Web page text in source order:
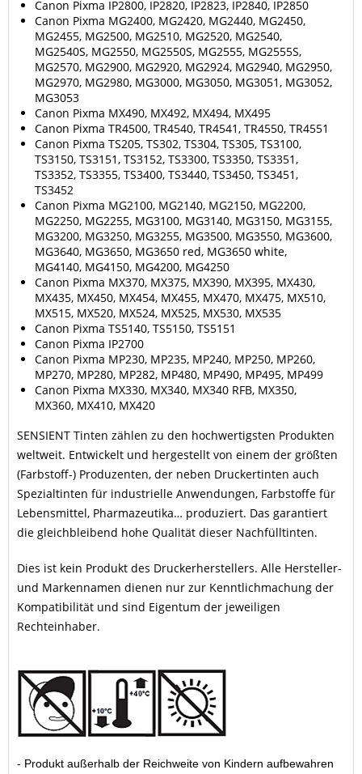
Canon Pixma IP2800, IP2820, IP2823, IP2840, IP2850
Canon Pixma MG2400, MG2420, MG2440, MG2450,
MG2455, MG2500, MG2510, MG2520, MG2540,
MG2540S, MG2550, MG2550S, MG2555, MG2555S,
MG2570, MG2900, MG2920, MG2924, MG2940, MG2950,
MG2970, MG2980, MG3000, MG3050, MG3051, MG3052,
MG3053
Canon Pixma MX490, MX492, MX494, MX495
Canon Pixma TR4500, TR4540, TR4541, TR4550, TR4551
Canon Pixma TS205, TS302, TS304, TS305, TS3100,
TS3150, TS3151, TS3152, TS3300, TS3350, TS3351,
TS3352, TS3355, TS3400, TS3440, TS3450, TS3451,
TS3452
Canon Pixma MG2100, MG2140, MG2150, MG2200,
MG2250, MG2255, MG3100, MG3140, MG3150, MG3155,
MG3200, MG3250, MG3255, MG3500, MG3550, MG3600,
MG3640, MG3650, MG3650 red, MG3650 white,
MG4140, MG4150, MG4200, MG4250
Canon Pixma MX370, MX375, MX390, MX395, MX430,
MX435, MX450, MX454, MX455, MX470, MX475, MX510,
MX515, MX520, MX524, MX525, MX530, MX535
Canon Pixma TS5140, TS5150, TS5151
Canon Pixma IP2700
Canon Pixma MP230, MP235, MP240, MP250, MP260,
MP270, MP280, MP282, MP480, MP490, MP495, MP499
Canon Pixma MX330, MX340, MX340 RFB, MX350,
MX360, MX410, MX420
SENSIENT Tinten zählen zu den hochwertigsten Produkten
weltweit. Entwickelt und hergestellt von einem der größten
(Farbstoff-) Produzenten, der neben Druckertinten auch
Spezialtinten für industrielle Anwendungen, Farbstoffe für
Lebensmittel, Pharmazeutika… produziert. Das garantiert
die gleichbleibend hohe Qualität dieser Nachfülltinten.
Dies ist kein Produkt des Druckerherstellers. Alle Hersteller-
und Markennamen dienen nur zur Kenntlichmachung der
Kompatibilität und sind Eigentum der jeweiligen
Rechteinhaber.
- Produkt außerhalb der Reichweite von Kindern aufbewahren